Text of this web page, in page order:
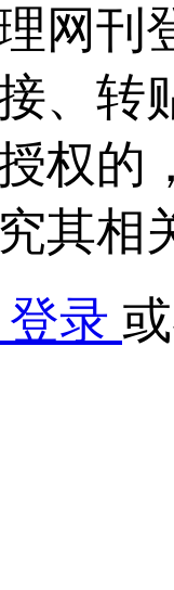
网刊
、转
权的
其相
登录